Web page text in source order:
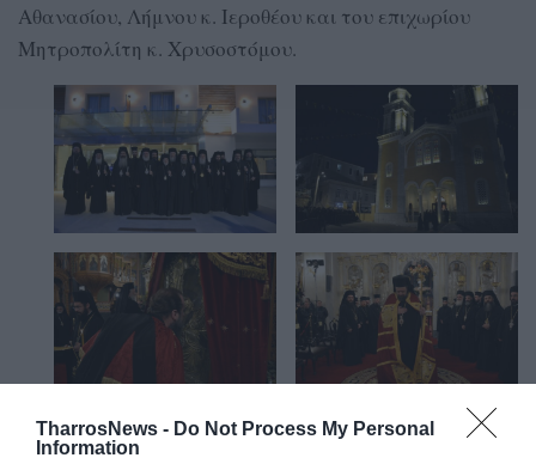
TharrosNews - Do Not Process My Personal
Information
Αθανασίου, Λήμνου κ. Ιεροθέου και του επιχωρίου
Μητροπολίτη κ. Χρυσοστόμου.